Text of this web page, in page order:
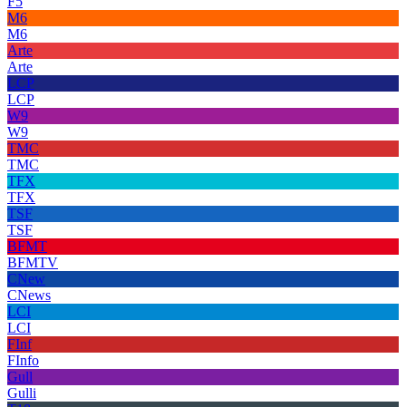
M6
M6
Arte
Arte
LCP
LCP
W9
W9
TMC
TMC
TFX
TFX
TSF
TSF
BFMT
BFMTV
CNew
CNews
LCI
LCI
FInf
FInfo
Gull
Gulli